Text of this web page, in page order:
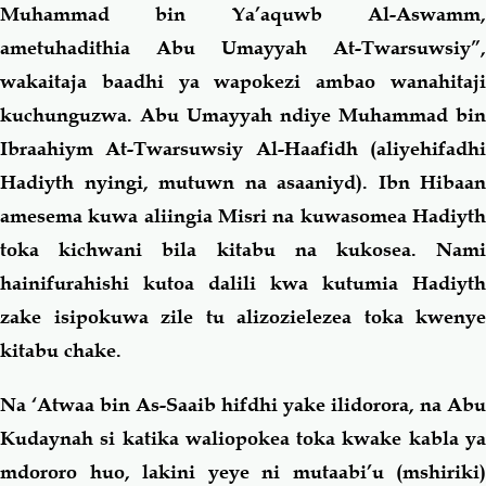
Muhammad bin Ya’aquwb Al-Aswamm,
ametuhadithia Abu Umayyah At-Twarsuwsiy”,
wakaitaja baadhi ya wapokezi ambao wanahitaji
kuchunguzwa. Abu Umayyah ndiye Muhammad bin
Ibraahiym At-Twarsuwsiy Al-Haafidh (aliyehifadhi
Hadiyth nyingi, mutuwn na asaaniyd). Ibn Hibaan
amesema kuwa aliingia Misri na kuwasomea Hadiyth
toka kichwani bila kitabu na kukosea. Nami
hainifurahishi kutoa dalili kwa kutumia Hadiyth
zake isipokuwa zile tu alizozielezea toka kwenye
kitabu chake.
Na ‘Atwaa bin As-Saaib hifdhi yake ilidorora, na Abu
Kudaynah si katika waliopokea toka kwake kabla ya
mdororo huo, lakini yeye ni mutaabi’u (mshiriki)